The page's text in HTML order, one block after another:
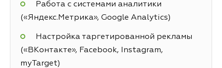
Работа с системами аналитики
(«Яндекс.Метрика», Google Analytics)
Настройка таргетированной рекламы
(«ВКонтакте», Facebook, Instagram,
myTarget)